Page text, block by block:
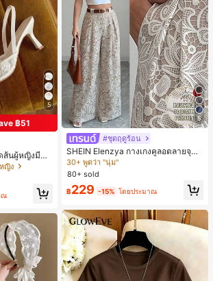
5
฿51
ส้นผู้หญิงมีดอ
ะสามารถสว
รูปแบบโรมัน
ญิง
ณ
5
#ชุดฤดูร้อน
SHEIN Elenzya กางเกงคูลอตลายจุดเ
อวสูงแบบใหม่สำหรับฤดูใบไม้ผลิ/ฤดูร้อ
น, สไตล์หรูหราเหมาะสำหรับใส่ในชีวิต
ประจำวันและทำงาน, ให้ความรู้สึกวินเ
ทจสำหรับฤดูรับปริญญา, เทศกาลดนตร
ี, การแข่งม้าดาร์บี้, วันประกาศอิสรภาพ
#4 ขายดี
ใน หลากสี กางเกงลำลอง
30+ พูดว่า "นุ่ม"
#4 ขายดี ใน หลากสี กางเกงลำลอง
30+ พูดว่า "นุ่ม"
#4 ขายดี ใน หลากสี กางเกงลำลอง
30+ พูดว่า "นุ่ม"
#4 ขายดี
ใน หลากสี กางเกงลำลอง
80+ sold
฿229 -15% โดยประมาณ